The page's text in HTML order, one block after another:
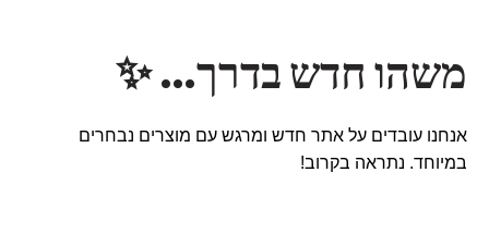
משהו חדש בדרך… ✨
אנחנו עובדים על אתר חדש ומרגש עם מוצרים נבחרים
במיוחד. נתראה בקרוב!